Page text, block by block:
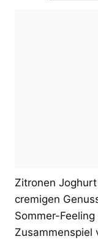
Zitronen
cremigen
Sommer-
Zusammenspiel